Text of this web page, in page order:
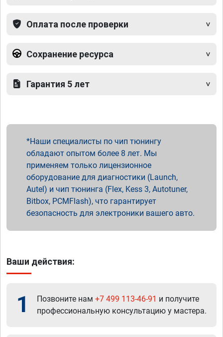
Оплата после проверки
Сохранение ресурса
Гарантия 5 лет
Наши специалисты по чип тюнингу
обладают опытом более 8 лет. Мы
применяем только лицензионное
оборудование для диагностики (Launch,
Autel) и чип тюнинга (Flex, Kess 3, Autotuner,
Bitbox, PCMFlash), что гарантирует
безопасность для электроники вашего авто.
Ваши действия:
1 Позвоните нам +7 499 113-46-91 и получите
профессиональную консультацию у мастера.